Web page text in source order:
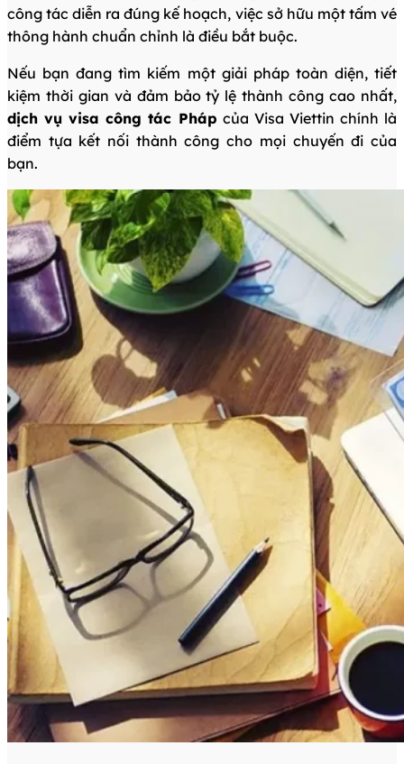
công tác diễn ra đúng kế hoạch, việc sở hữu một tấm vé
thông hành chuẩn chỉnh là điều bắt buộc.
Nếu bạn đang tìm kiếm một giải pháp toàn diện, tiết
kiệm thời gian và đảm bảo tỷ lệ thành công cao nhất,
dịch vụ visa công tác Pháp của Visa Viettin chính là
điểm tựa kết nối thành công cho mọi chuyến đi của
bạn.